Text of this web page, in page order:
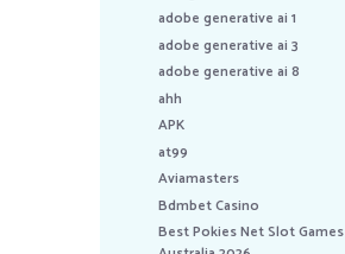
adobe generative ai 1
adobe generative ai 3
adobe generative ai 8
ahh
APK
at99
Aviamasters
Bdmbet Casino
Best Pokies Net Slot Games